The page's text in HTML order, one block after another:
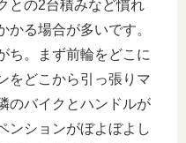
との2台積みなど慣れ
かる場合が多いです。
ち。まず前輪をどこに
をどこから引っ張りマ
のバイクとハンドルが
ンションがぼよぼよし